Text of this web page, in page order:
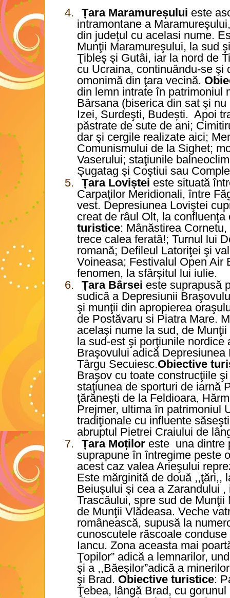
4. Țara Maramureșului este
intramontane a
din județul cu acelasi nume.
Munţii Maramureşului, la sud
Ţibleş şi Gutâi, iar la nord de
cu Ucraina, continuându-se şi
omonimă din ţara vecină.
din lemn intrate în patrimoniul
Bârsana (biserica din sat şi
Izei, Surdeşti, Budești. Apoi
păstrate de sute de ani;
dar şi cergile realizate aici;
Comunismului de la Sighet;
Vaserului; staţiunile
Şugatag şi Coştiui sau
5.
Țara Loviștei este situată
Carpaţilor Meridionali, între
vest. Depresiunea Loviştei
creat de râul Olt, la
turistice: Mânăstirea
trece calea ferată!; Turnul lui
romană; Defileul Latoriţei şi
Voineasa; Festivalul Open Air
fenomen, la sfârșitul lui iulie.
6.
Țara Bârsei este suprapusă
sudică a Depresiunii
şi munţii din apropierea
de Postăvaru si Piatra Mare.
acelaşi nume la sud, de
la sud-est şi porţiunile nordice
Braşovului adică
Târgu Secuiesc.Obiective
Braşov cu toate construcţiile
staţiunea de sporturi de iarnă
ţărăneşti de la Feldioara,
Prejmer, ultima în patrimoniul
tradiţionale cu influente
abruptul Pietrei Craiului de
7.
Țara Moților este una dintre
suprapune în întregime peste
acest caz valea Arieşului
Este mărginită de două ,,ţări,,
Beiuşului şi cea a Zarandului
Trascăului, spre sud de Munţii
de Munţii Vlădeasa. Veche
românească, supusă la
cunoscutele răscoale
Iancu. Zona aceasta mai
Ţopilor” adică a lemnarilor,
şi a ,,Băeşilor”adică a
şi Brad. Obiective turistice:
Ţebea, lângă Brad, cu